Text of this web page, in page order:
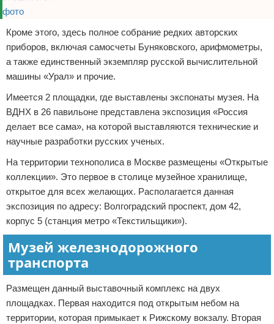
Кроме этого, здесь полное собрание редких авторских
приборов, включая самосчеты Буняковского, арифмометры,
а также единственный экземпляр русской вычислительной
машины «Урал» и прочие.
Имеется 2 площадки, где выставлены экспонаты музея. На
ВДНХ в 26 павильоне представлена экспозиция «Россия
делает все сама», на которой выставляются технические и
научные разработки русских ученых.
На территории технополиса в Москве размещены «Открытые
коллекции». Это первое в столице музейное хранилище,
открытое для всех желающих. Располагается данная
экспозиция по адресу: Волгоградский проспект, дом 42,
корпус 5 (станция метро «Текстильщики»).
Музей железнодорожного
транспорта
Размещен данный выставочный комплекс на двух
площадках. Первая находится под открытым небом на
территории, которая примыкает к Рижскому вокзалу. Вторая